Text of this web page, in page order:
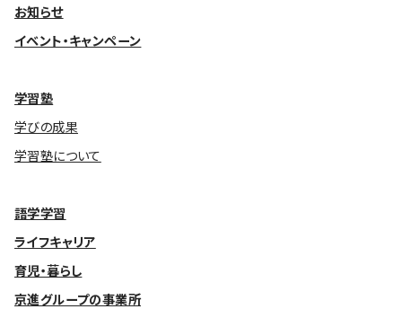
お知らせ
イベント・キャンペーン
学習塾
学びの成果
学習塾について
語学学習
ライフキャリア
育児・暮らし
京進グループの事業所